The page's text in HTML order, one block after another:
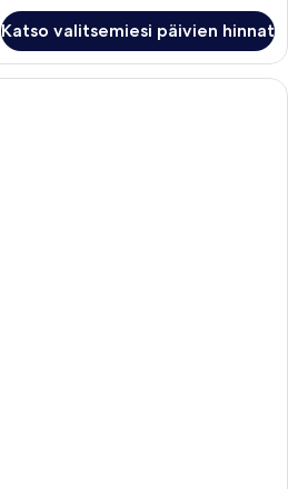
Katso valitsemiesi päivien hinnat